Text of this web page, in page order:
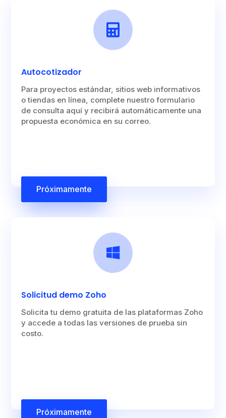

Autocotizador
Para proyectos estándar, sitios web informativos
o tiendas en línea, complete nuestro formulario
de consulta aquí y recibirá automáticamente una
propuesta económica en su correo.
Próximamente

Solicitud demo Zoho
Solicita tu demo gratuita de las plataformas Zoho
y accede a todas las versiones de prueba sin
costo.
Próximamente